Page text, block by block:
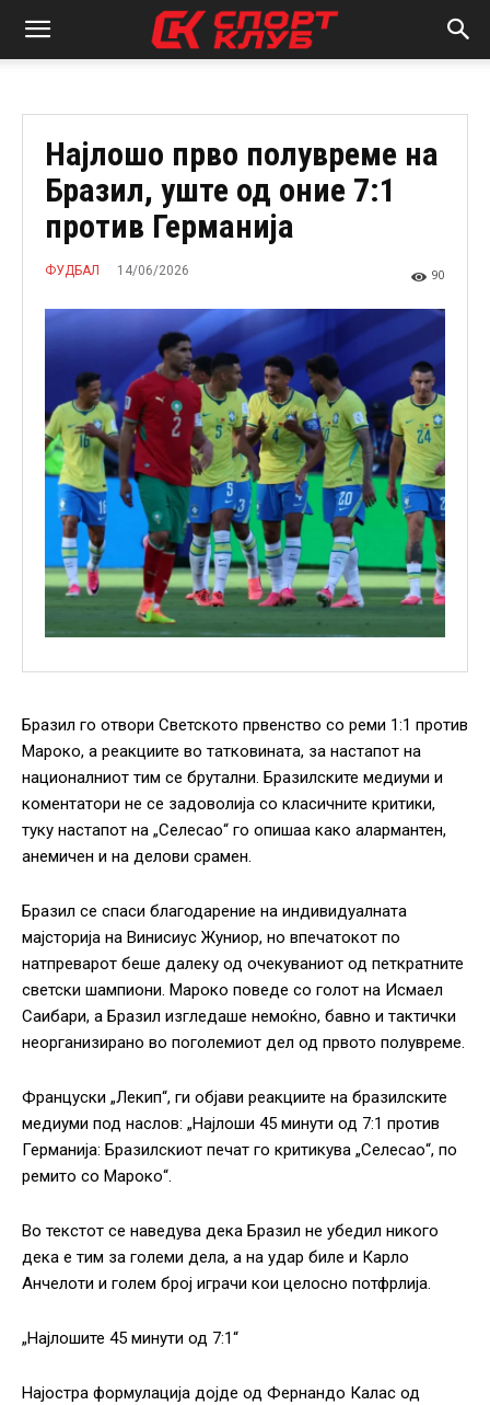
Најлошо прво полувреме на
Бразил, уште од оние 7:1
против Германија
ФУДБАЛ 14/06/2026 90
Бразил го отвори Светското првенство со реми 1:1 против
Мароко, а реакциите во татковината, за настапот на
националниот тим се брутални. Бразилските медиуми и
коментатори не се задоволија со класичните критики,
туку настапот на „Селесао“ го опишаа како алармантен,
анемичен и на делови срамен.
Бразил се спаси благодарение на индивидуалната
мајсторија на Винисиус Жуниор, но впечатокот по
натпреварот беше далеку од очекуваниот од петкратните
светски шампиони. Мароко поведе со голот на Исмаел
Саибари, а Бразил изгледаше немоќно, бавно и тактички
неорганизирано во поголемиот дел од првото полувреме.
Француски „Лекип“, ги објави реакциите на бразилските
медиуми под наслов: „Најлоши 45 минути од 7:1 против
Германија: Бразилскиот печат го критикува „Селесао“, по
ремито со Мароко“.
Во текстот се наведува дека Бразил не убедил никого
дека е тим за големи дела, а на удар биле и Карло
Анчелоти и голем број играчи кои целосно потфрлија.
„Најлошите 45 минути од 7:1“
Најостра формулација дојде од Фернандо Калас од